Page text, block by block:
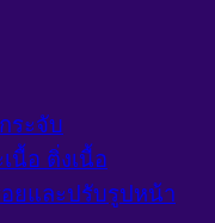
ระจับ
นื้อ ติ่งเนื้อ
อยและปรับรูปหน้า